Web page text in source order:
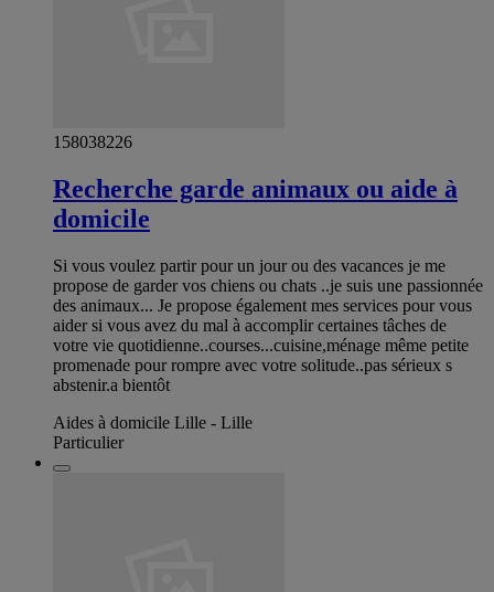
158038226
Recherche garde animaux ou aide à
domicile
Si vous voulez partir pour un jour ou des vacances je me
propose de garder vos chiens ou chats ..je suis une passionnée
des animaux... Je propose également mes services pour vous
aider si vous avez du mal à accomplir certaines tâches de
votre vie quotidienne..courses...cuisine,ménage même petite
promenade pour rompre avec votre solitude..pas sérieux s
abstenir.a bientôt
Aides à domicile Lille - Lille
Particulier